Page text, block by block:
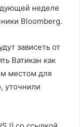
неделе
Bloomberg.
зависеть от
Ватикан как
местом для
уточнили